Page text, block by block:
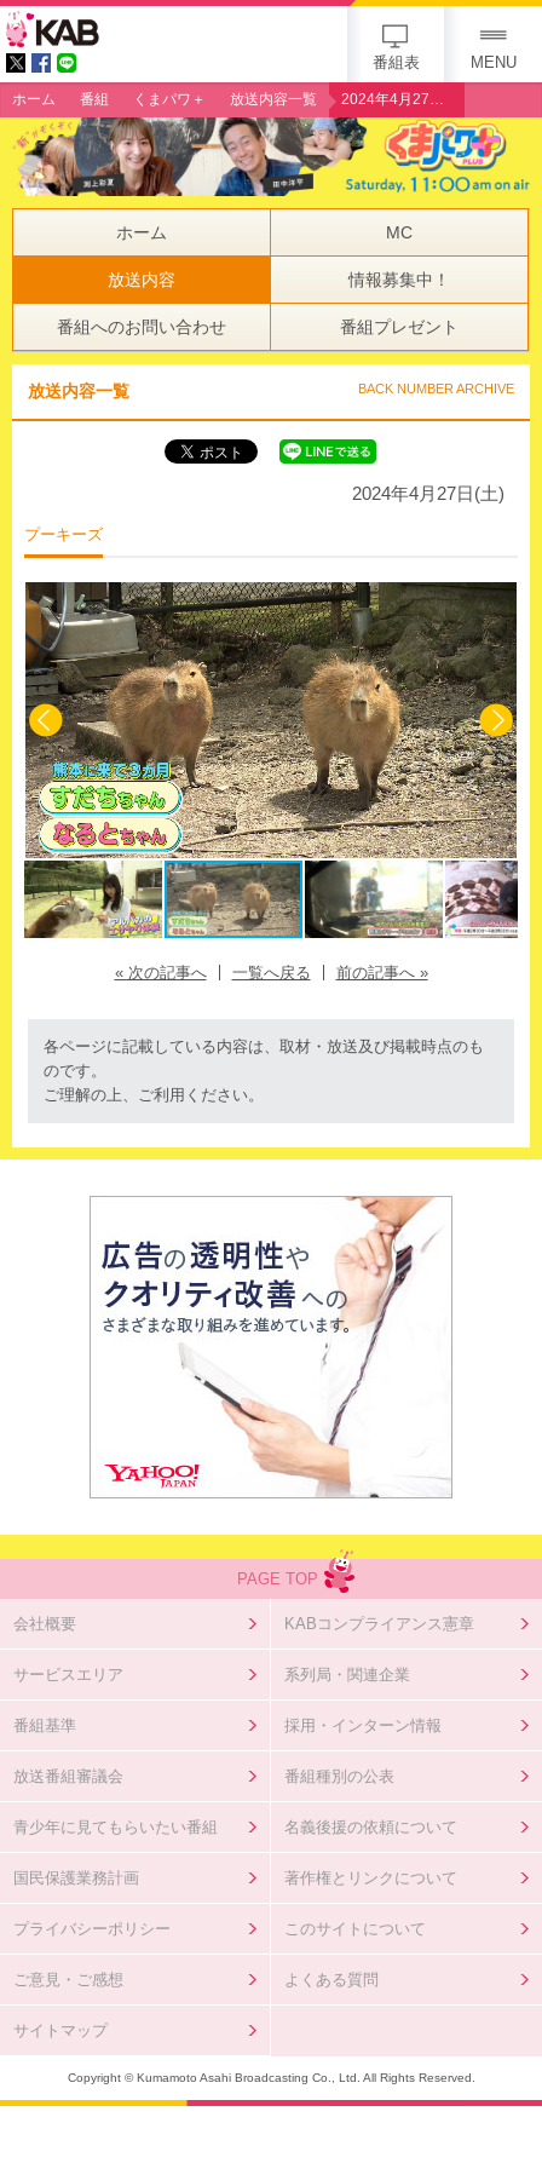
番組表 MENU
ホーム 番組 くまパワ＋ 放送内容一覧 2024年4月27日（土）プーキーズ
ホーム MC
放送内容 情報募集中！
番組へのお問い合わせ 番組プレゼント
放送内容一覧 BACK NUMBER ARCHIVE
2024年4月27日(土)
プーキーズ
« 次の記事へ 一覧へ戻る 前の記事へ »
各ページに記載している内容は、取材・放送及び掲載時点のも
のです。
ご理解の上、ご利用ください。
PAGE TOP
会社概要 KABコンプライアンス憲章
サービスエリア 系列局・関連企業
番組基準 採用・インターン情報
放送番組審議会 番組種別の公表
青少年に見てもらいたい番組 名義後援の依頼について
国民保護業務計画 著作権とリンクについて
プライバシーポリシー このサイトについて
ご意見・ご感想 よくある質問
サイトマップ
Copyright © Kumamoto Asahi Broadcasting Co., Ltd. All Rights Reserved.